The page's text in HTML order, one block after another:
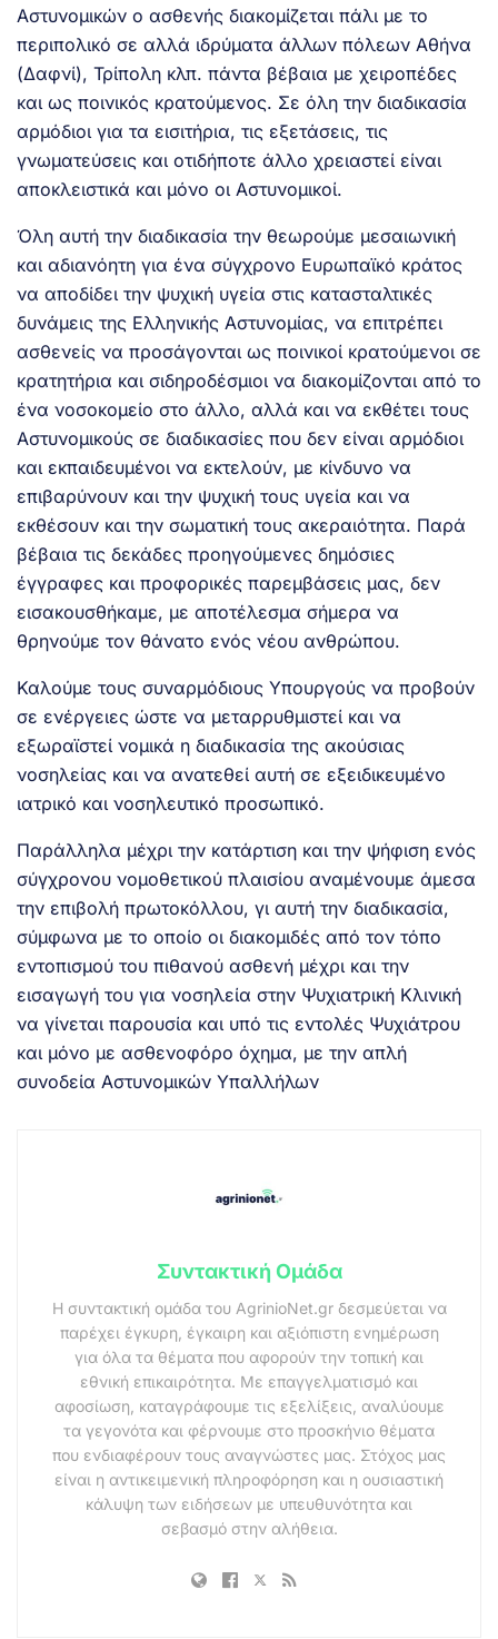
Αστυνομικών ο ασθενής διακομίζεται πάλι με το
περιπολικό σε αλλά ιδρύματα άλλων πόλεων Αθήνα
(Δαφνί), Τρίπολη κλπ. πάντα βέβαια με χειροπέδες
και ως ποινικός κρατούμενος. Σε όλη την διαδικασία
αρμόδιοι για τα εισιτήρια, τις εξετάσεις, τις
γνωματεύσεις και οτιδήποτε άλλο χρειαστεί είναι
αποκλειστικά και μόνο οι Αστυνομικοί.
Όλη αυτή την διαδικασία την θεωρούμε μεσαιωνική
και αδιανόητη για ένα σύγχρονο Ευρωπαϊκό κράτος
να αποδίδει την ψυχική υγεία στις κατασταλτικές
δυνάμεις της Ελληνικής Αστυνομίας, να επιτρέπει
ασθενείς να προσάγονται ως ποινικοί κρατούμενοι σε
κρατητήρια και σιδηροδέσμιοι να διακομίζονται από το
ένα νοσοκομείο στο άλλο, αλλά και να εκθέτει τους
Αστυνομικούς σε διαδικασίες που δεν είναι αρμόδιοι
και εκπαιδευμένοι να εκτελούν, με κίνδυνο να
επιβαρύνουν και την ψυχική τους υγεία και να
εκθέσουν και την σωματική τους ακεραιότητα. Παρά
βέβαια τις δεκάδες προηγούμενες δημόσιες
έγγραφες και προφορικές παρεμβάσεις μας, δεν
εισακουσθήκαμε, με αποτέλεσμα σήμερα να
θρηνούμε τον θάνατο ενός νέου ανθρώπου.
Καλούμε τους συναρμόδιους Υπουργούς να προβούν
σε ενέργειες ώστε να μεταρρυθμιστεί και να
εξωραϊστεί νομικά η διαδικασία της ακούσιας
νοσηλείας και να ανατεθεί αυτή σε εξειδικευμένο
ιατρικό και νοσηλευτικό προσωπικό.
Παράλληλα μέχρι την κατάρτιση και την ψήφιση ενός
σύγχρονου νομοθετικού πλαισίου αναμένουμε άμεσα
την επιβολή πρωτοκόλλου, γι αυτή την διαδικασία,
σύμφωνα με το οποίο οι διακομιδές από τον τόπο
εντοπισμού του πιθανού ασθενή μέχρι και την
εισαγωγή του για νοσηλεία στην Ψυχιατρική Κλινική
να γίνεται παρουσία και υπό τις εντολές Ψυχιάτρου
και μόνο με ασθενοφόρο όχημα, με την απλή
συνοδεία Αστυνομικών Υπαλλήλων
Συντακτική Ομάδα
Η συντακτική ομάδα του AgrinioNet.gr δεσμεύεται να
παρέχει έγκυρη, έγκαιρη και αξιόπιστη ενημέρωση
για όλα τα θέματα που αφορούν την τοπική και
εθνική επικαιρότητα. Με επαγγελματισμό και
αφοσίωση, καταγράφουμε τις εξελίξεις, αναλύουμε
τα γεγονότα και φέρνουμε στο προσκήνιο θέματα
που ενδιαφέρουν τους αναγνώστες μας. Στόχος μας
είναι η αντικειμενική πληροφόρηση και η ουσιαστική
κάλυψη των ειδήσεων με υπευθυνότητα και
σεβασμό στην αλήθεια.